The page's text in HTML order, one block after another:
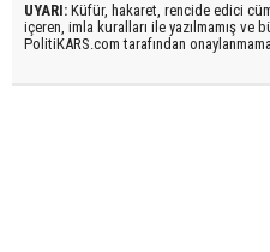
UYARI: Küfür, hakaret, rencide edici
içeren, imla kuralları ile yazılmamış ve
PolitiKARS.com tarafından